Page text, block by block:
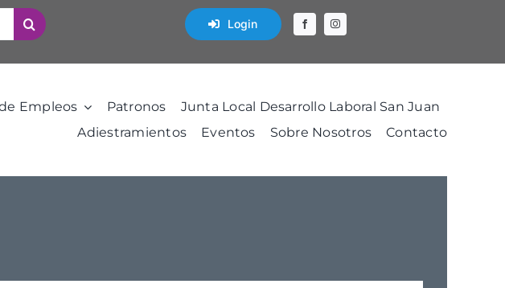
Login
Empleos Patronos
Junta Local Desarrollo Laboral San Juan
Adiestramientos
Eventos Sobre Nosotros Contacto